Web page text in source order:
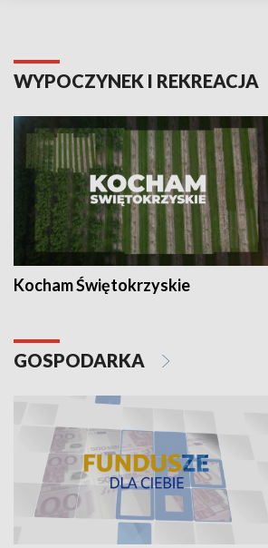
WYPOCZYNEK I REKREACJA
Kocham Świętokrzyskie
GOSPODARKA